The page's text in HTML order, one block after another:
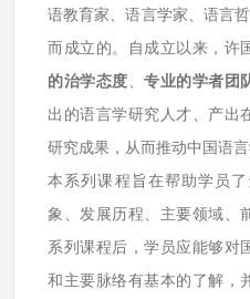
语教育家、语言学家、语言
而成立的。自成立以来，许
的治学态度
专业的学者团
出的语言学研究人才、产出
研究成果，从而推动中国语言
本系列课程旨在帮助学员
象、发展历程、主要领域、
系列课程后，学员应能够对
和主要脉络有基本的了解，